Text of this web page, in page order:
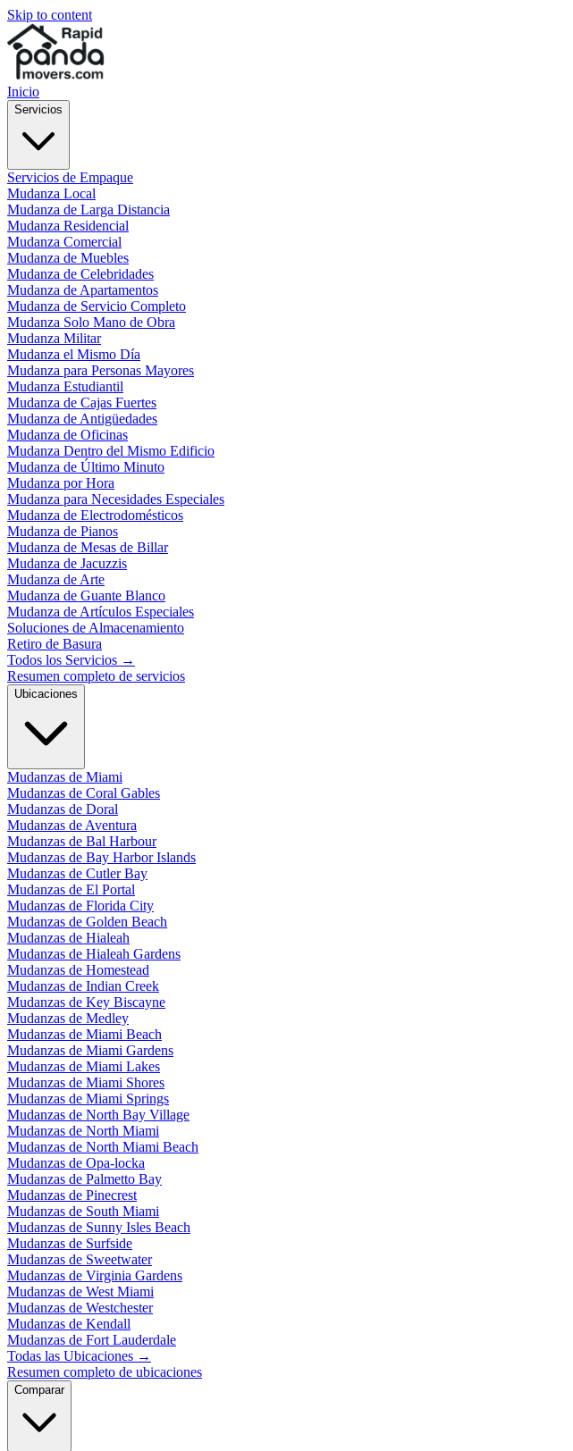
Skip to content
Inicio
Servicios
Servicios de Empaque
Mudanza Local
Mudanza de Larga Distancia
Mudanza Residencial
Mudanza Comercial
Mudanza de Muebles
Mudanza de Celebridades
Mudanza de Apartamentos
Mudanza de Servicio Completo
Mudanza Solo Mano de Obra
Mudanza Militar
Mudanza el Mismo Día
Mudanza para Personas Mayores
Mudanza Estudiantil
Mudanza de Cajas Fuertes
Mudanza de Antigüedades
Mudanza de Oficinas
Mudanza Dentro del Mismo Edificio
Mudanza de Último Minuto
Mudanza por Hora
Mudanza para Necesidades Especiales
Mudanza de Electrodomésticos
Mudanza de Pianos
Mudanza de Mesas de Billar
Mudanza de Jacuzzis
Mudanza de Arte
Mudanza de Guante Blanco
Mudanza de Artículos Especiales
Soluciones de Almacenamiento
Retiro de Basura
Todos los Servicios →
Resumen completo de servicios
Ubicaciones
Mudanzas de Miami
Mudanzas de Coral Gables
Mudanzas de Doral
Mudanzas de Aventura
Mudanzas de Bal Harbour
Mudanzas de Bay Harbor Islands
Mudanzas de Cutler Bay
Mudanzas de El Portal
Mudanzas de Florida City
Mudanzas de Golden Beach
Mudanzas de Hialeah
Mudanzas de Hialeah Gardens
Mudanzas de Homestead
Mudanzas de Indian Creek
Mudanzas de Key Biscayne
Mudanzas de Medley
Mudanzas de Miami Beach
Mudanzas de Miami Gardens
Mudanzas de Miami Lakes
Mudanzas de Miami Shores
Mudanzas de Miami Springs
Mudanzas de North Bay Village
Mudanzas de North Miami
Mudanzas de North Miami Beach
Mudanzas de Opa-locka
Mudanzas de Palmetto Bay
Mudanzas de Pinecrest
Mudanzas de South Miami
Mudanzas de Sunny Isles Beach
Mudanzas de Surfside
Mudanzas de Sweetwater
Mudanzas de Virginia Gardens
Mudanzas de West Miami
Mudanzas de Westchester
Mudanzas de Kendall
Mudanzas de Fort Lauderdale
Todas las Ubicaciones →
Resumen completo de ubicaciones
Comparar